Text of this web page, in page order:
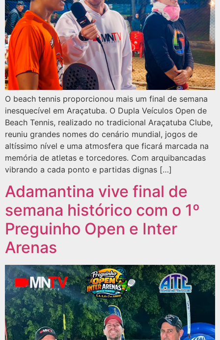
O beach tennis proporcionou mais um final de semana
inesquecível em Araçatuba. O Dupla Veículos Open de
Beach Tennis, realizado no tradicional Araçatuba Clube,
reuniu grandes nomes do cenário mundial, jogos de
altíssimo nível e uma atmosfera que ficará marcada na
memória de atletas e torcedores. Com arquibancadas
vibrando a cada ponto e partidas dignas […]
Adamantina vive final de
semana histórico com o 1º
Preguinho Open e Inter
Arenas